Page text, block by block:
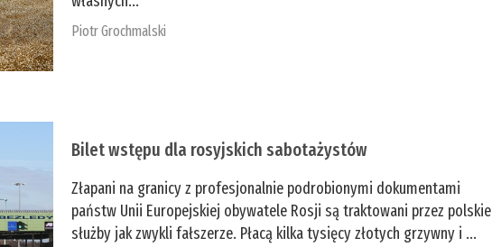
Piotr Grochmalski
Bilet wstępu dla rosyjskich sabotażystów
Złapani na granicy z profesjonalnie podrobionymi dokumentami
państw Unii Europejskiej obywatele Rosji są traktowani przez polskie
służby jak zwykli fałszerze. Płacą kilka tysięcy złotych grzywny i ...